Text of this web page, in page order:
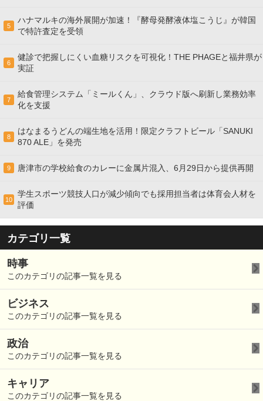
5
ハナマルキの海外展開が加速！『酵母発酵液体塩こうじ』が韓国
で特許査定を受領
6
健診で把握しにくい血糖リスクを可視化！THE PHAGEと福井県が
実証
7
給食管理システム「ミールくん」、クラウド版へ刷新し業務効率
化を支援
8
はなまるうどんの端生地を活用！限定クラフトビール「SANUKI
870 ALE」を発売
9 唐津市の学校給食のカレーに金属片混入、6月29日から提供再開
10
学生スポーツ競技人口が減少傾向でも採用担当者は体育会人材を
評価
カテゴリ一覧
時事
このカテゴリの記事一覧を見る
ビジネス
このカテゴリの記事一覧を見る
政治
このカテゴリの記事一覧を見る
キャリア
このカテゴリの記事一覧を見る